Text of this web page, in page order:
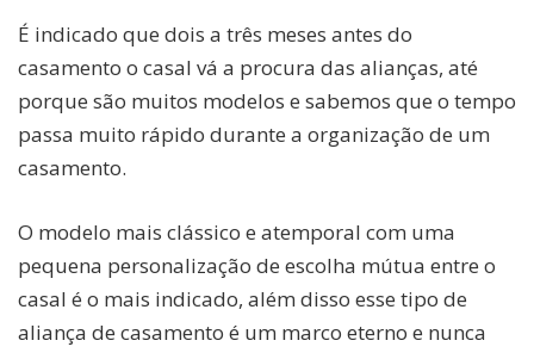
É indicado que dois a três meses antes do
casamento o casal vá a procura das alianças, até
porque são muitos modelos e sabemos que o tempo
passa muito rápido durante a organização de um
casamento.
O modelo mais clássico e atemporal com uma
pequena personalização de escolha mútua entre o
casal é o mais indicado, além disso esse tipo de
aliança de casamento é um marco eterno e nunca